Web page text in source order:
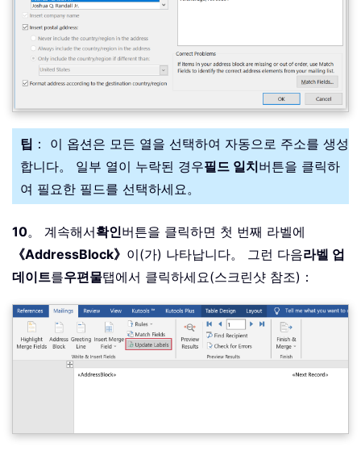
팁 ： 이 옵션은 모든 열을 선택하여 자동으로 주소를 생성
합니다。 일부 열이 누락된 경우필드 일치버튼을 클릭하
여 필요한 필드를 선택하세요。
10。 계속해서확인버튼을 클릭하면 첫 번째 라벨에
《AddressBlock》 이(가) 나타납니다。 그런 다음라벨 업
데이트를우편물탭에서 클릭하세요(스크린샷 참조)：